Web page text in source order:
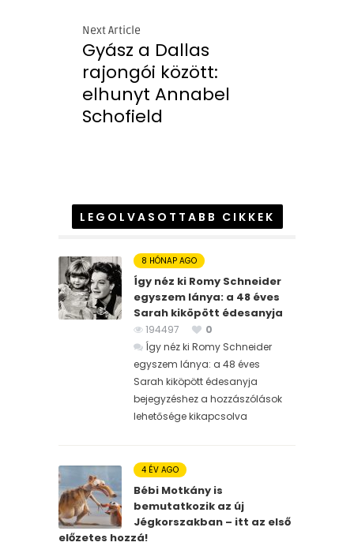
Next Article
Gyász a Dallas
rajongói között:
elhunyt Annabel
Schofield
LEGOLVASOTTABB CIKKEK
8 HÓNAP AGO
Így néz ki Romy Schneider
egyszem lánya: a 48 éves
Sarah kiköpött édesanyja
194497
0
Így néz ki Romy Schneider
egyszem lánya: a 48 éves
Sarah kiköpött édesanyja
bejegyzéshez a hozzászólások
lehetősége kikapcsolva
4 ÉV AGO
Bébi Motkány is
bemutatkozik az új
Jégkorszakban – itt az első
előzetes hozzá!